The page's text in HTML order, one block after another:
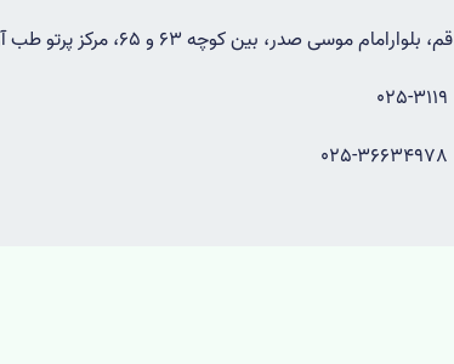
قم، بلوارامام موسی صدر، بین کوچه 63 و 65، مرکز پرتو طب آزما، پلاک ۲۸۰، ساختمان طب آزما- کدپستی : 3719639486